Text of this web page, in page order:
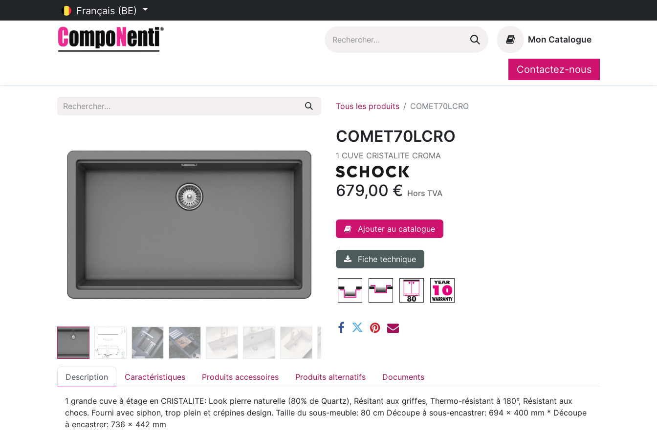
Français (BE)
Mon Catalogue
CompoShop
Contactez-nous
Tous les produits COMET70LCRO
COMET70LCRO
1 CUVE CRISTALITE CROMA
679,00 € Hors TVA
Ajouter au catalogue
Fiche technique
Description Caractéristiques Produits accessoires Produits alternatifs Documents
1 grande cuve à étage en CRISTALITE: Look pierre naturelle (80% de Quartz), Résitant aux griffes, Thermo-résistant à 180°, Résistant aux
chocs. Fourni avec siphon, trop plein et crépines design. Taille du sous-meuble: 80 cm Découpe à sous-encastrer: 694 x 400 mm * Découpe
à encastrer: 736 x 442 mm